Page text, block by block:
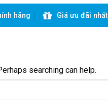
hãng Giá ưu đãi nhất
searching can help.